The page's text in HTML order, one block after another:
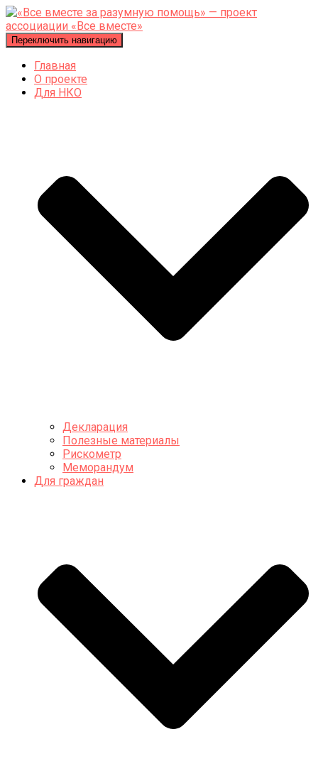
Переключить навигацию
Главная
О проекте
Для НКО
Декларация
Полезные материалы
Рискометр
Меморандум
Для граждан